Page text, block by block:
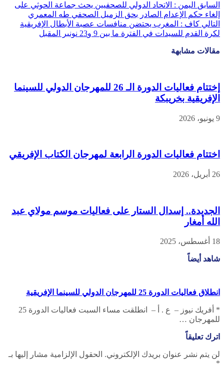
السابق اليمن : الاتحاد الدولي للصحفيين يحث جماعة الحوثي على
إلغاء حكم الإعدام الصادر بحق الزميل الصحفي طه المعمري
التالي كاف : المغرب يحتضن منافسات عصبة الأبطال الإفريقية
لكرة القدم للسيدات في الفترة ما بين 9 و23 نونبر المقبل
مقالات مشابهة
إختتام فعاليات الدورة الـ 26 للمهرجان الدولي للسينما
الإفريقية بخريبكة
9 يونيو، 2026
اختتام فعاليات الدورة الرابعة لمهرجان الكتاب الإفريقي
26 أبريل، 2026
الجديدة.. إسدال الستار على فعاليات موسم مولاي عبد
الله أمغار
18 أغسطس، 2025
شاهد أيضاً
انطلاق فعاليات الدورة 25 للمهرجان الدولي للسينما الإفريقية
* أفريك نيوز – ع . أ – انطلقت مساء السبت فعاليات الدورة 25
للمهرجان …
اترك تعليقاً
لن يتم نشر عنوان بريدك الإلكتروني. الحقول الإلزامية مشار إليها بـ
*